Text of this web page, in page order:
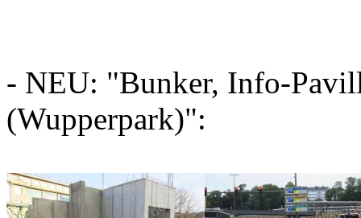
- NEU: "Bunker, Info-
(Wupperpark)":